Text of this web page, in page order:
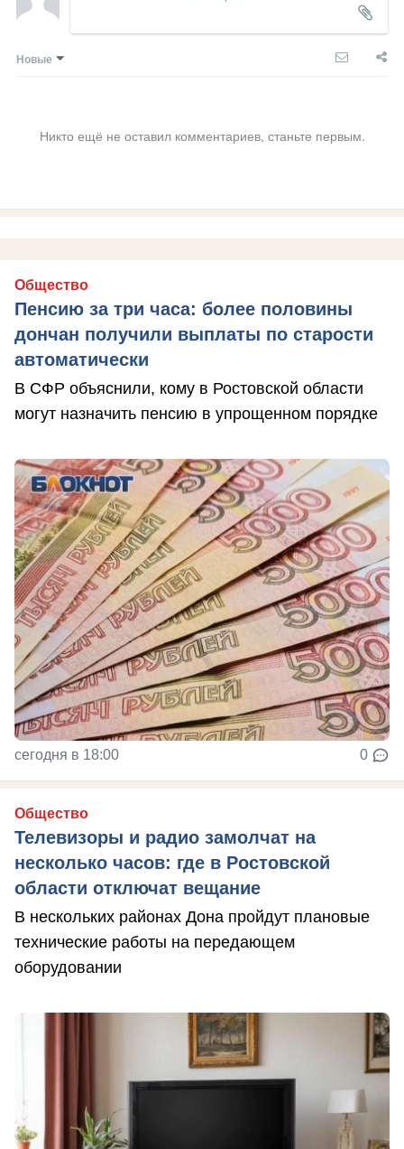
Новые
Никто ещё не оставил комментариев, станьте первым.
Общество
Пенсию за три часа: более половины
дончан получили выплаты по старости
автоматически
В СФР объяснили, кому в Ростовской области
могут назначить пенсию в упрощенном порядке
сегодня в 18:00 0
Общество
Телевизоры и радио замолчат на
несколько часов: где в Ростовской
области отключат вещание
В нескольких районах Дона пройдут плановые
технические работы на передающем
оборудовании